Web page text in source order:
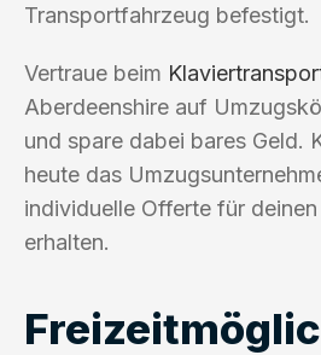
Transportfahrzeug befestigt.
Vertraue beim
Aberdeenshire auf
und spare dabei bares Geld.
heute das
individuelle Offerte für
erhalten.